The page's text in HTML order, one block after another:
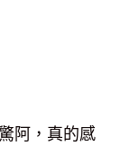
阿，真的感